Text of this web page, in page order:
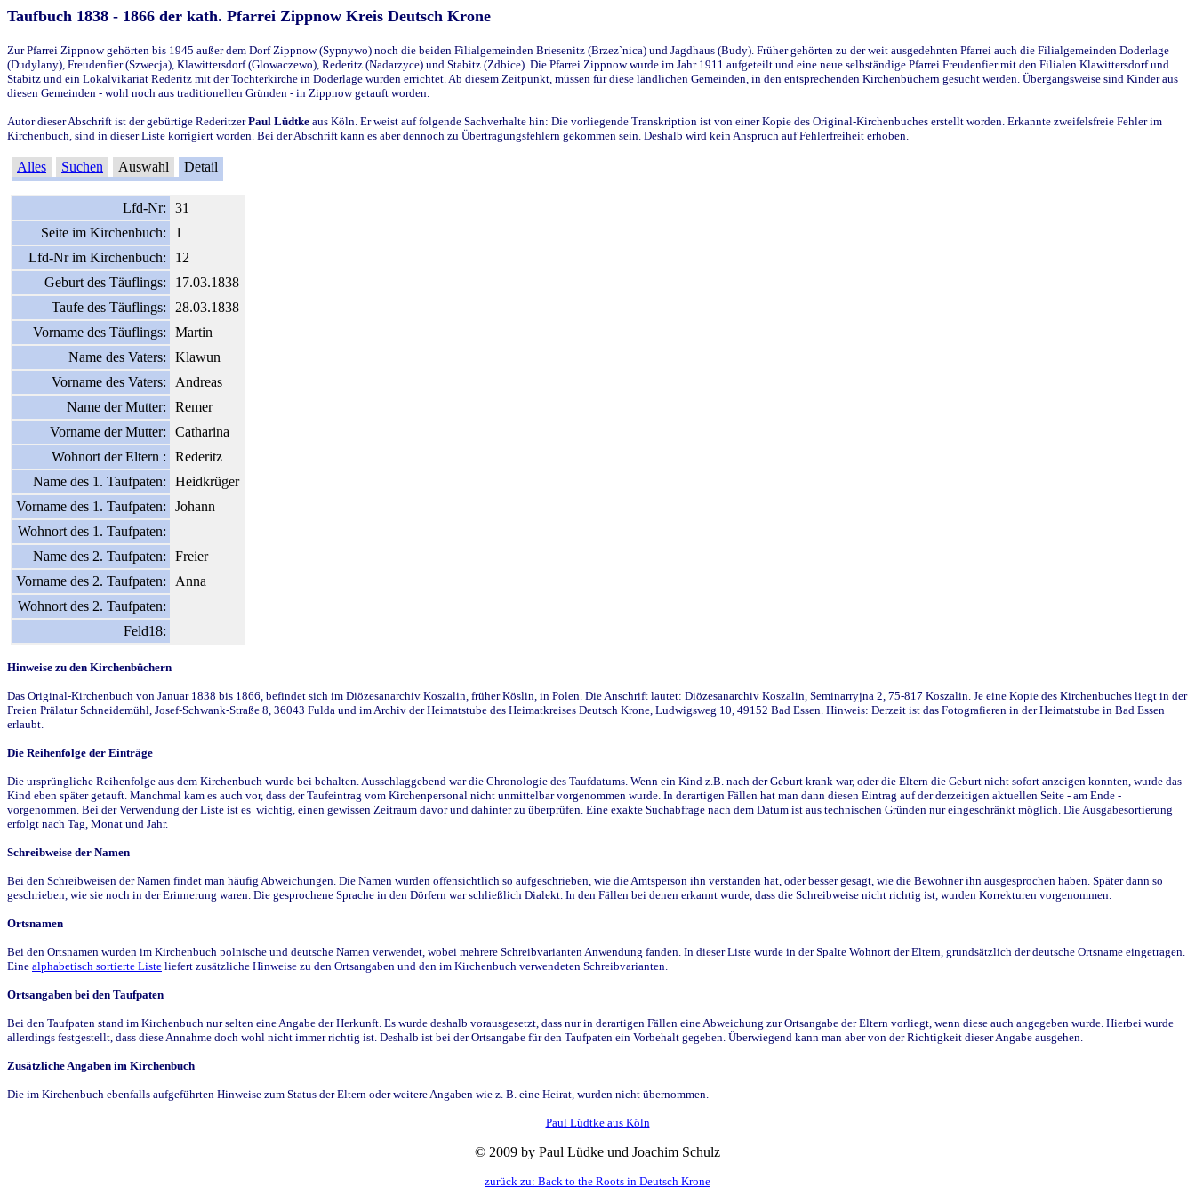
Taufbuch 1838 - 1866 der kath. Pfarrei Zippnow Kreis Deutsch Krone
Zur Pfarrei Zippnow gehörten bis 1945 außer dem Dorf Zippnow (Sypnywo) noch die beiden Filialgemeinden Briesenitz (Brzez`nica) und Jagdhaus (Budy). Früher gehörten zu der weit ausgedehnten Pfarrei auch die Filialgemeinden Doderlage
(Dudylany), Freudenfier (Szwecja), Klawittersdorf (Glowaczewo), Rederitz (Nadarzyce) und Stabitz (Zdbice). Die Pfarrei Zippnow wurde im Jahr 1911 aufgeteilt und eine neue selbständige Pfarrei Freudenfier mit den Filialen Klawittersdorf und
Stabitz und ein Lokalvikariat Rederitz mit der Tochterkirche in Doderlage wurden errichtet. Ab diesem Zeitpunkt, müssen für diese ländlichen Gemeinden, in den entsprechenden Kirchenbüchern gesucht werden. Übergangsweise sind Kinder aus
diesen Gemeinden - wohl noch aus traditionellen Gründen - in Zippnow getauft worden.
Autor dieser Abschrift ist der gebürtige RederitzerPaul Lüdtke aus Köln. Er weist auf folgende Sachverhalte hin: Die vorliegende Transkription ist von einer Kopie des Original-Kirchenbuches erstellt worden. Erkannte zweifelsfreie Fehler im
Kirchenbuch, sind in dieser Liste korrigiert worden. Bei der Abschrift kann es aber dennoch zu Übertragungsfehlern gekommen sein. Deshalb wird kein Anspruch auf Fehlerfreiheit erhoben.
Alles Suchen Auswahl Detail
Lfd-Nr:
31
Seite im Kirchenbuch:
1
Lfd-Nr im Kirchenbuch:
12
Geburt des Täuflings:
17.03.1838
Taufe des Täuflings:
28.03.1838
Vorname des Täuflings:
Martin
Name des Vaters:
Klawun
Vorname des Vaters:
Andreas
Name der Mutter:
Remer
Vorname der Mutter:
Catharina
Wohnort der Eltern :
Rederitz
Name des 1. Taufpaten:
Heidkrüger
Vorname des 1. Taufpaten:
Johann
Wohnort des 1. Taufpaten:
Name des 2. Taufpaten:
Freier
Vorname des 2. Taufpaten:
Anna
Wohnort des 2. Taufpaten:
Feld18:
Hinweise zu den Kirchenbüchern
Das Original-Kirchenbuch von Januar 1838 bis 1866, befindet sich im Diözesanarchiv Koszalin, früher Köslin, in Polen. Die Anschrift lautet: Diözesanarchiv Koszalin, Seminarryjna 2, 75-817 Koszalin. Je eine Kopie des Kirchenbuches liegt in der
Freien Prälatur Schneidemühl, Josef-Schwank-Straße 8, 36043 Fulda und im Archiv der Heimatstube des Heimatkreises Deutsch Krone, Ludwigsweg 10, 49152 Bad Essen. Hinweis: Derzeit ist das Fotografieren in der Heimatstube in Bad Essen
erlaubt.
Die Reihenfolge der Einträge
Die ursprüngliche Reihenfolge aus dem Kirchenbuch wurde bei behalten. Ausschlaggebend war die Chronologie des Taufdatums. Wenn ein Kind z.B. nach der Geburt krank war, oder die Eltern die Geburt nicht sofort anzeigen konnten, wurde das
Kind eben später getauft. Manchmal kam es auch vor, dass der Taufeintrag vom Kirchenpersonal nicht unmittelbar vorgenommen wurde. In derartigen Fällen hat man dann diesen Eintrag auf der derzeitigen aktuellen Seite - am Ende -
vorgenommen. Bei der Verwendung der Liste ist es wichtig, einen gewissen Zeitraum davor und dahinter zu überprüfen. Eine exakte Suchabfrage nach dem Datum ist aus technischen Gründen nur eingeschränkt möglich. Die Ausgabesortierung
erfolgt nach Tag, Monat und Jahr.
Schreibweise der Namen
Bei den Schreibweisen der Namen findet man häufig Abweichungen. Die Namen wurden offensichtlich so aufgeschrieben, wie die Amtsperson ihn verstanden hat, oder besser gesagt, wie die Bewohner ihn ausgesprochen haben. Später dann so
geschrieben, wie sie noch in der Erinnerung waren. Die gesprochene Sprache in den Dörfern war schließlich Dialekt. In den Fällen bei denen erkannt wurde, dass die Schreibweise nicht richtig ist, wurden Korrekturen vorgenommen.
Ortsnamen
Bei den Ortsnamen wurden im Kirchenbuch polnische und deutsche Namen verwendet, wobei mehrere Schreibvarianten Anwendung fanden. In dieser Liste wurde in der Spalte Wohnort der Eltern, grundsätzlich der deutsche Ortsname eingetragen.
Eine alphabetisch sortierte Liste liefert zusätzliche Hinweise zu den Ortsangaben und den im Kirchenbuch verwendeten Schreibvarianten.
Ortsangaben bei den Taufpaten
Bei den Taufpaten stand im Kirchenbuch nur selten eine Angabe der Herkunft. Es wurde deshalb vorausgesetzt, dass nur in derartigen Fällen eine Abweichung zur Ortsangabe der Eltern vorliegt, wenn diese auch angegeben wurde. Hierbei wurde
allerdings festgestellt, dass diese Annahme doch wohl nicht immer richtig ist. Deshalb ist bei der Ortsangabe für den Taufpaten ein Vorbehalt gegeben. Überwiegend kann man aber von der Richtigkeit dieser Angabe ausgehen.
Zusätzliche Angaben im Kirchenbuch
Die im Kirchenbuch ebenfalls aufgeführten Hinweise zum Status der Eltern oder weitere Angaben wie z. B. eine Heirat, wurden nicht übernommen.
Paul Lüdtke aus Köln
© 2009 by Paul Lüdke und Joachim Schulz
zurück zu: Back to the Roots in Deutsch Krone